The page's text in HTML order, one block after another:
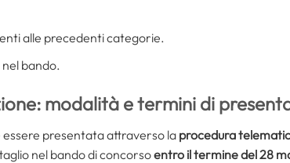
alle precedenti categorie.
nel bando.
modalità e termini di
essere presentata attraverso la procedura
nel bando di concorsoentro il termine del 28